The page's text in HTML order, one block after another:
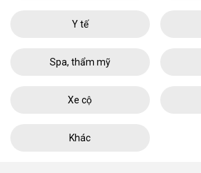
Y tế
Spa, thẩm mỹ
Xe cộ
Khác